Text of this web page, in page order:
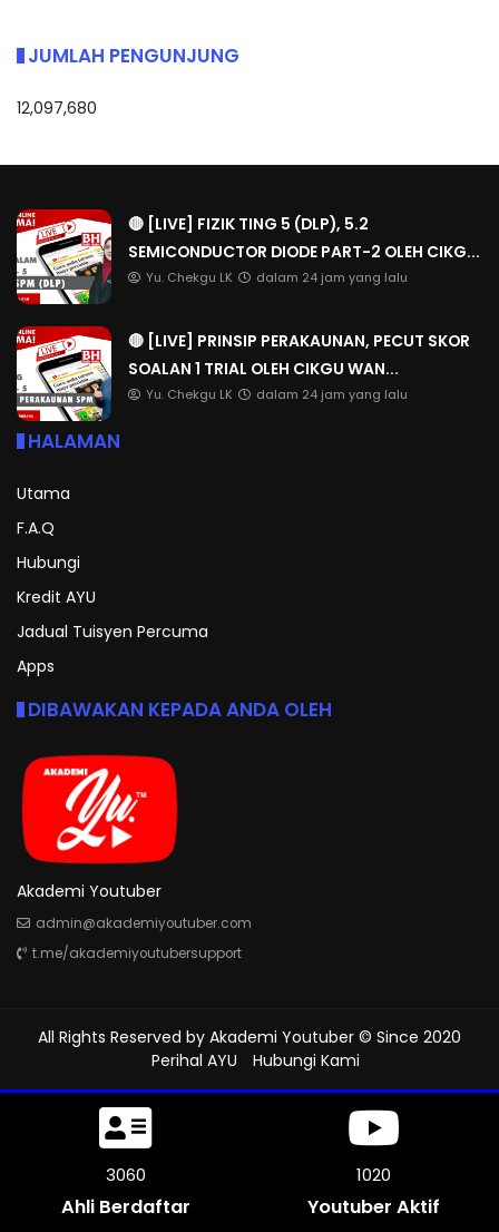
JUMLAH PENGUNJUNG
12,097,680
🔴 [LIVE] FIZIK TING 5 (DLP), 5.2
SEMICONDUCTOR DIODE PART-2 OLEH CIKG...
Yu. Chekgu LK dalam 24 jam yang lalu
🔴 [LIVE] PRINSIP PERAKAUNAN, PECUT SKOR
SOALAN 1 TRIAL OLEH CIKGU WAN...
Yu. Chekgu LK dalam 24 jam yang lalu
HALAMAN
Utama
F.A.Q
Hubungi
Kredit AYU
Jadual Tuisyen Percuma
Apps
DIBAWAKAN KEPADA ANDA OLEH
Akademi Youtuber
admin@akademiyoutuber.com
t.me/akademiyoutubersupport
All Rights Reserved by Akademi Youtuber © Since 2020
Perihal AYU
Hubungi Kami
3378
Ahli Berdaftar
1126
Youtuber Aktif